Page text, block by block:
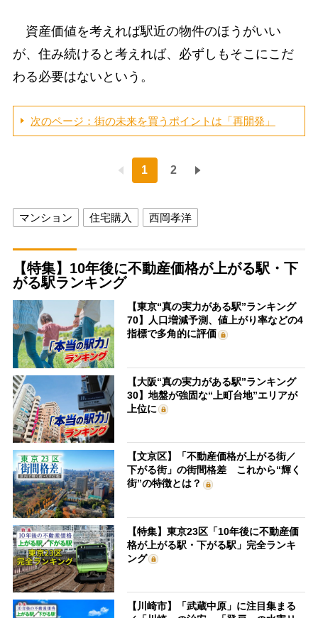
資産価値を考えれば駅近の物件のほうがいい
が、住み続けると考えれば、必ずしもそこにこだ
わる必要はないという。
次のページ：街の未来を買うポイントは「再開発」
1 2
マンション 住宅購入 西岡孝洋
【特集】10年後に不動産価格が上がる駅・下
がる駅ランキング
【東京“真の実力がある駅”ランキング
70】人口増減予測、値上がり率などの4
指標で多角的に評価
【大阪“真の実力がある駅”ランキング
30】地盤が強固な“上町台地”エリアが
上位に
【文京区】「不動産価格が上がる街／
下がる街」の街間格差 これから“輝く
街”の特徴とは？
【特集】東京23区「10年後に不動産価
格が上がる駅・下がる駅」完全ランキ
ング
【川崎市】「武蔵中原」に注目集まる